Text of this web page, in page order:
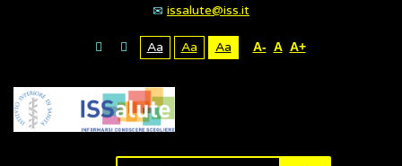
issalute@iss.it
Aa Aa Aa A- A A+